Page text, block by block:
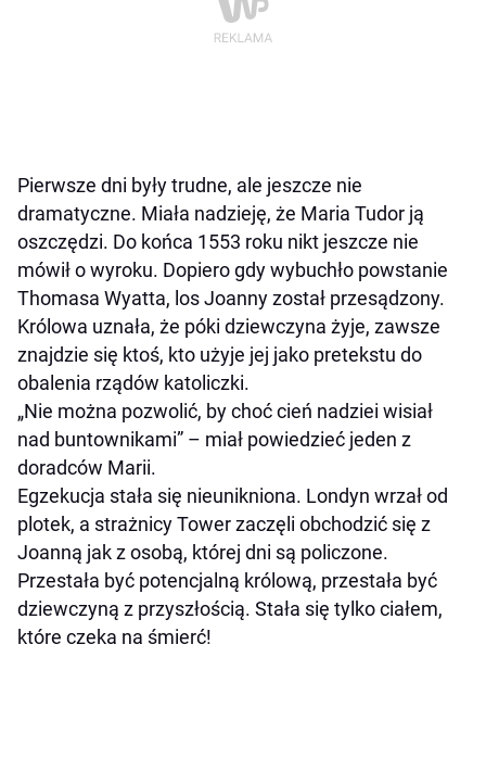
Pierwsze dni były trudne, ale jeszcze nie
dramatyczne. Miała nadzieję, że Maria Tudor ją
oszczędzi. Do końca 1553 roku nikt jeszcze nie
mówił o wyroku. Dopiero gdy wybuchło powstanie
Thomasa Wyatta, los Joanny został przesądzony.
Królowa uznała, że póki dziewczyna żyje, zawsze
znajdzie się ktoś, kto użyje jej jako pretekstu do
obalenia rządów katoliczki.
„Nie można pozwolić, by choć cień nadziei wisiał
nad buntownikami” – miał powiedzieć jeden z
doradców Marii.
Egzekucja stała się nieunikniona. Londyn wrzał od
plotek, a strażnicy Tower zaczęli obchodzić się z
Joanną jak z osobą, której dni są policzone.
Przestała być potencjalną królową, przestała być
dziewczyną z przyszłością. Stała się tylko ciałem,
które czeka na śmierć!